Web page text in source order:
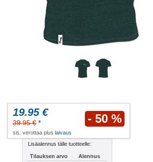
19.95 €
39.95 € * - 50 %
sis. verottaa plus laivaus
Lisäalennus tälle tuotteelle:
Tilauksen arvo
Alennus